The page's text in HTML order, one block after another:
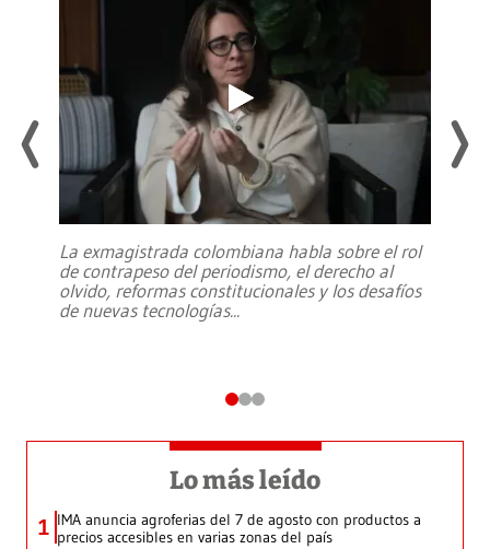
La exmagistrada colombiana habla sobre el rol
de contrapeso del periodismo, el derecho al
olvido, reformas constitucionales y los desafíos
de nuevas tecnologías...
Lo más leído
1 IMA anuncia agroferias del 7 de agosto con productos a
precios accesibles en varias zonas del país